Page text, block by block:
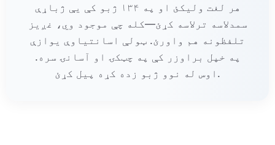
هر لغت ولیکئ او په ۱۳۴ ژبو کې یې ژباړې
سمدلاسه ترلاسه کړئ—کله چې موجود وي، غږیز
تلفظونه هم واورئ. ټولې اسانتیاوې یوازې
په خپل براوزر کې په چټکۍ او آسانۍ سره.
اوس له نوو ژبو زده کړه پیل کړئ.